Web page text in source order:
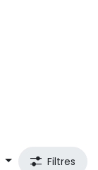
Filtres